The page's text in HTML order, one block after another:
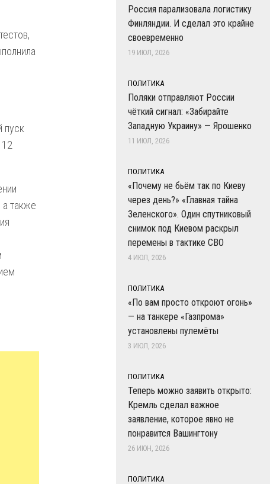
пуск
также
Россия парализовала логистику
Финляндии. И сделал это крайне
своевременно
19 ИЮЛ, 2026
ПОЛИТИКА
Поляки отправляют России
чёткий сигнал: «Забирайте
Западную Украину» — Ярошенко
11 ИЮЛ, 2026
ПОЛИТИКА
«Почему не бьём так по Киеву
через день?» «Главная тайна
Зеленского». Один спутниковый
снимок под Киевом раскрыл
перемены в тактике СВО
4 ИЮЛ, 2026
ПОЛИТИКА
«По вам просто откроют огонь»
— на танкере «Газпрома»
установлены пулемёты
3 ИЮЛ, 2026
ПОЛИТИКА
Теперь можно заявить открыто:
Кремль сделал важное
заявление, которое явно не
понравится Вашингтону
26 ИЮН, 2026
ПОЛИТИКА